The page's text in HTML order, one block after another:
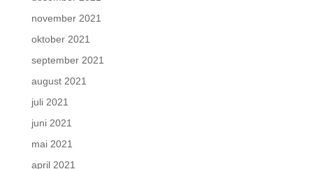
november 2021
oktober 2021
september 2021
august 2021
juli 2021
juni 2021
mai 2021
april 2021